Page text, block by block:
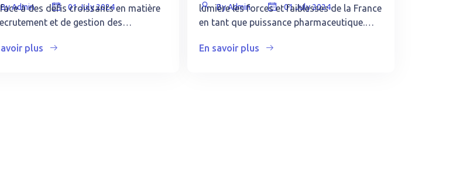
01 July 2024
By Adminà des défis croissants en matière
et de gestion des…
plus
01 July 2024
By Admin
lumière les forces et faiblesses de la France
en tant que puissance pharmaceutique.…
En savoir plus